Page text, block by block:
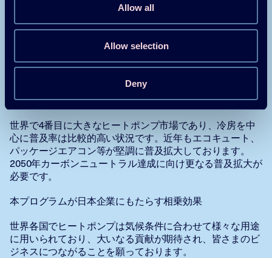
Allow all
Allow selection
Deny
欧州ヒートポンプ協会（EHPA）
日本のヒートポンプの普及状況
世界で4番目に大きなヒートポンプ市場であり、冷房を中
心に普及率は比較的高い状況です。近年もエコキュート、
パッケージエアコン等が堅調に普及拡大しております。
2050年カーボンニュートラル達成に向け更なる普及拡大が
必要です。
本プログラムが日本企業にもたらす相乗効果
世界各国でヒートポンプは気候条件に合わせて様々な用途
に用いられており、大いなる貢献が期待され、皆さまのビ
ジネスにつながることを願っております。